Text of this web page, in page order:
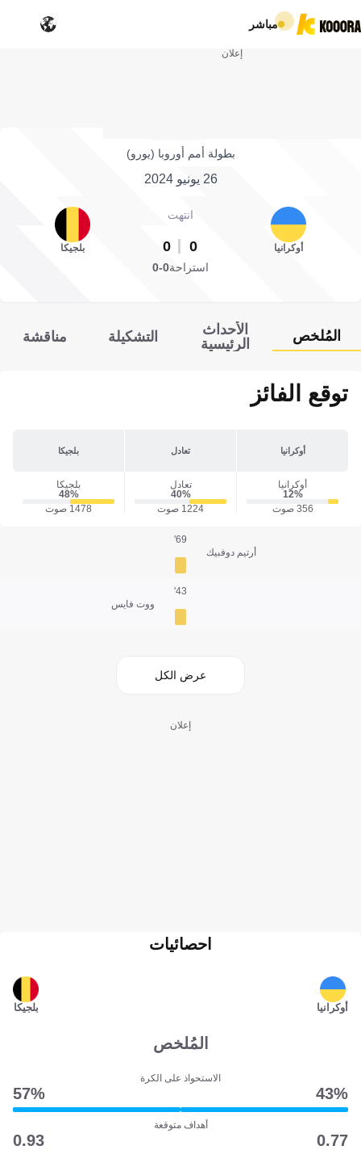
مباشر
إعلان
بطولة أمم أوروبا (يورو)
26 يونيو 2024
أوكرانيا
انتهت
0
0 بلجيكا
استراحة0-0
المُلخص
الأحداث
الرئيسية
التشكيلة مناقشة
توقع الفائز
أوكرانيا تعادل بلجيكا
أوكرانيا
12‎%‎
356 صوت
تعادل
40‎%‎
1224 صوت
بلجيكا
48‎%‎
1478 صوت
أرتيم دوفبيك
69'
ووت فايس
43'
عرض الكل
إعلان
أوكرانيا
احصائيات
بلجيكا
المُلخص
الاستحواذ على الكرة
43‎%‎
57‎%‎
أهداف متوقعة
0.77
0.93